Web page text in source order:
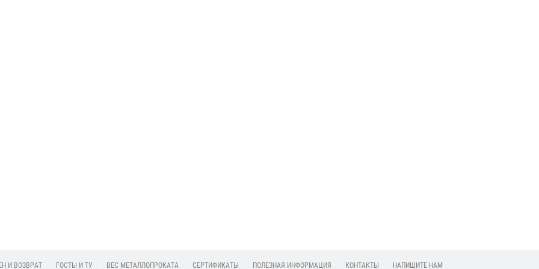
И ВОЗВРАТ ГОСТЫ И ТУ ВЕС МЕТАЛЛОПРОКАТА СЕРТИФИКАТЫ ПОЛЕЗНАЯ ИНФОРМАЦИЯ КОНТАКТЫ НАПИШИТЕ НАМ